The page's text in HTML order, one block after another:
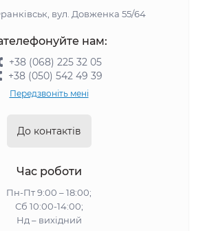
вул. Довженка 55/64
нам:
+38 (068) 225 32 05
+38 (050) 542 49 39
Передзвоніть мені
До контактів
Час роботи
Пн-Пт 9:00 – 18:00;
Сб 10:00-14:00;
Нд – вихідний